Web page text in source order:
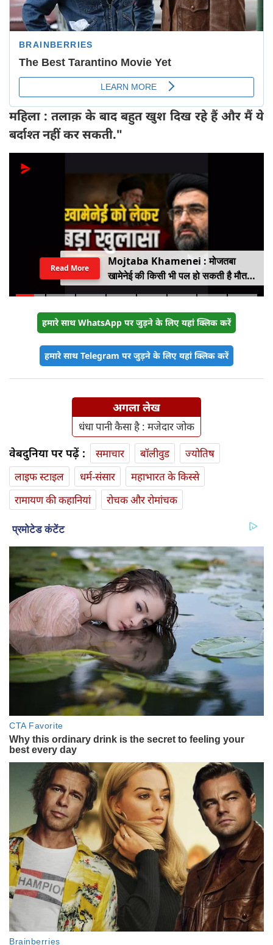
महिला : तलाक़ के बाद बहुत खुश दिख रहे हैं और मैं ये
बर्दाश्त नहीं कर सकती."
Mojtaba Khamenei : मोजतबा
खामेनेई की किसी भी पल हो सकती है मौत,
इजराइली मीडिया के दावे के बीच सामने आया
हालत
Read More
हमारे साथ WhatsApp पर जुड़ने के लिए यहां क्लिक करें
हमारे साथ Telegram पर जुड़ने के लिए यहां क्लिक करें
अगला लेख
धंधा पानी कैसा है : मजेदार जोक
वेबदुनिया पर पढ़ें : समाचार बॉलीवुड
ज्योतिष
लाइफ स्‍टाइल
धर्म-संसार
महाभारत के किस्से
रामायण की कहानियां
रोचक और रोमांचक